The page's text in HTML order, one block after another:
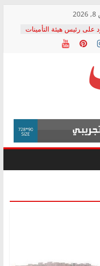
على رئيس هيئة التأمينات
إنكار الأزمة لا ينهي
المعاشات.. ونطالب بكشف
يكتب: القطاع الصحي إلى
يطلق لجنة “الحق
لرصد الانتهاكات
الصحفيين.. وانتهاء أعمال
لحقوق الإنسان يعلن
محمد زهران.. ويؤكد:
المحاكمة العادلة